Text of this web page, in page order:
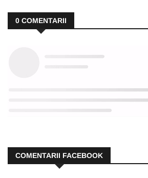
0 COMENTARII
COMENTARII FACEBOOK